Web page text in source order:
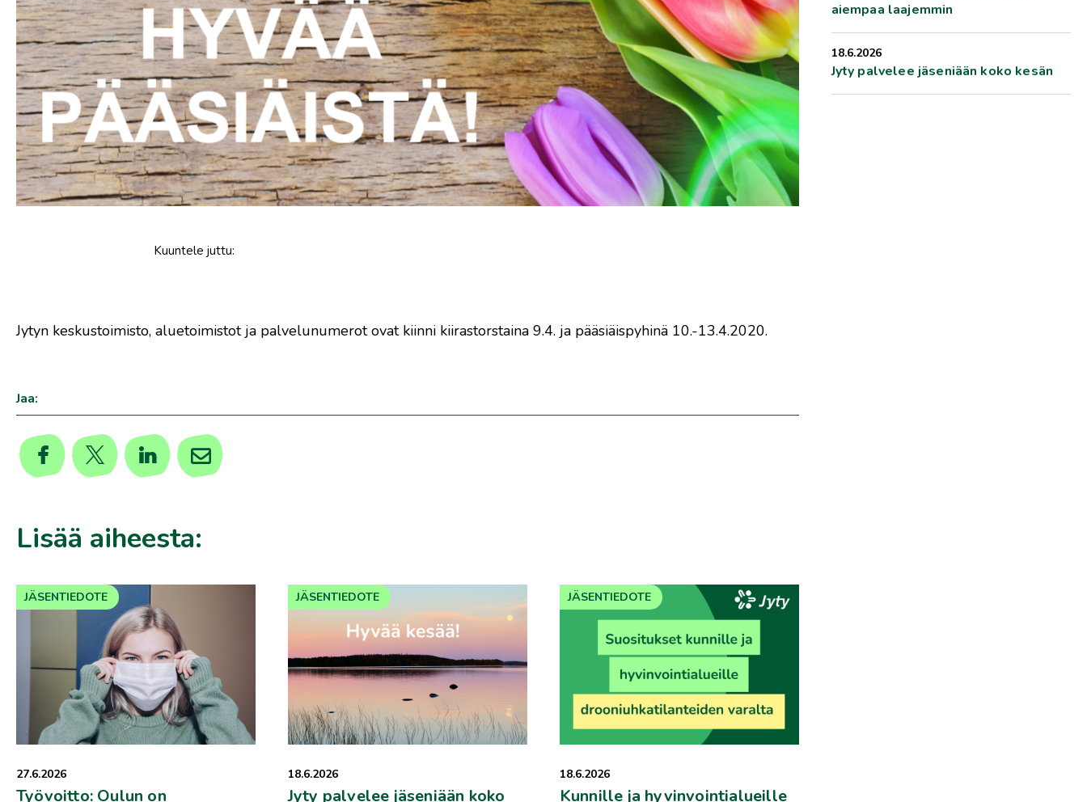
Kuuntele juttu:
Jytyn keskustoimisto, aluetoimistot ja palvelunumerot ovat kiinni kiirastorstaina 9.4. ja pääsiäispyhinä 10.-13.4.2020.
Jaa:
Lisää aiheesta:
27.6.2026
Työvoitto: Oulun on
JÄSENTIEDOTE
18.6.2026
Jyty palvelee jäseniään koko
JÄSENTIEDOTE
18.6.2026
Kunnille ja hyvinvointialueille
JÄSENTIEDOTE
aiempaa laajemmin
18.6.2026
Jyty palvelee jäseniään koko kesän